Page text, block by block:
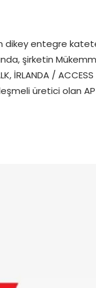
dikey entegre
şirketin
İRLANDA /
üretici olan